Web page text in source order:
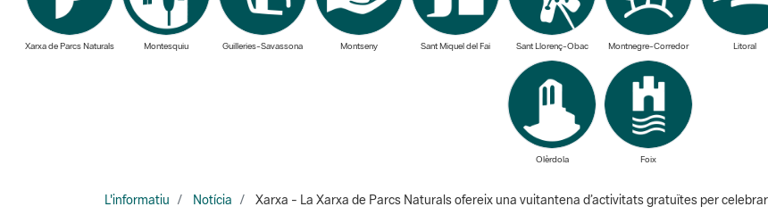
Xarxa de Parcs Naturals Montesquiu Guilleries-Savassona Montseny Sant Miquel del Fai Sant Llorenç-Obac Montnegre-Corredor Litoral
Olèrdola Foix
L'informatiu Notícia Xarxa - La Xarxa de Parcs Naturals ofereix una vuitantena d’activitats gratuïtes per